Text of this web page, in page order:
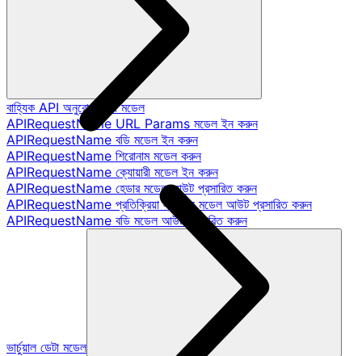
বাহ্যিক API অনুরোধ ডেটা মডেল
APIRequestName URL Params মডেল ইন করুন
APIRequestName বডি মডেল ইন করুন
APIRequestName শিরোনাম মডেল করুন
APIRequestName ক্যোয়ারী মডেল ইন করুন
APIRequestName হেডার মডেল আউট প্রসারিত করুন
APIRequestName প্রতিক্রিয়া স্ট্যাটাস মডেল আউট প্রসারিত করুন
APIRequestName বডি মডেল আউট প্রসারিত করুন
ভার্চুয়াল ডেটা মডেল